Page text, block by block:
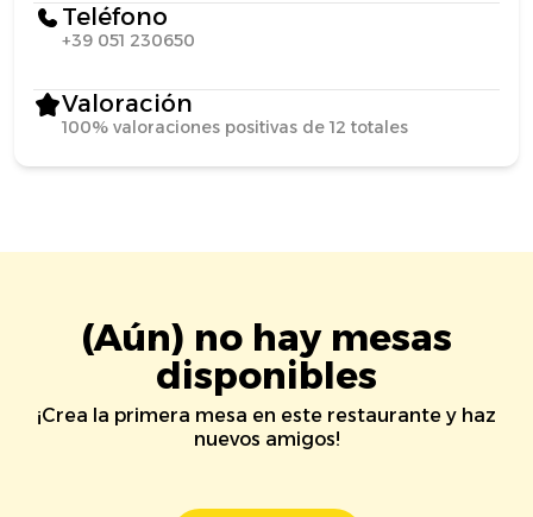
Teléfono
+39 051 230650
Valoración
100% valoraciones positivas de 12 totales
(Aún) no hay mesas
disponibles
¡Crea la primera mesa en este restaurante y haz
nuevos amigos!